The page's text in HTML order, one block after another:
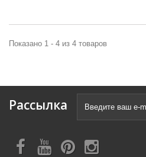
Показано 1 - 4 из 4 товаров
Рассылка